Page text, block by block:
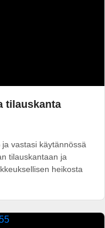
tilauskanta
vastasi käytännössä
tilauskantaan ja
heikosta